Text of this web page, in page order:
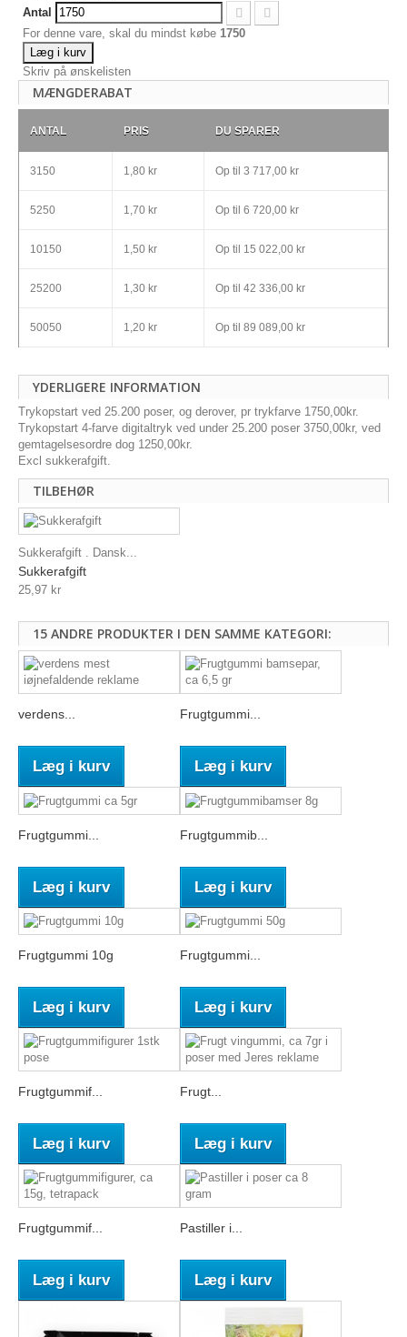
Antal
For denne vare, skal du mindst købe 1750
Læg i kurv
Skriv på ønskelisten
MÆNGDERABAT
ANTAL PRIS DU SPARER
3150 1,80 kr Op til 3 717,00 kr
5250 1,70 kr Op til 6 720,00 kr
10150 1,50 kr Op til 15 022,00 kr
25200 1,30 kr Op til 42 336,00 kr
50050 1,20 kr Op til 89 089,00 kr
YDERLIGERE INFORMATION
Trykopstart ved 25.200 poser, og derover, pr trykfarve 1750,00kr.
Trykopstart 4-farve digitaltryk ved under 25.200 poser 3750,00kr, ved
gemtagelsesordre dog 1250,00kr.
Excl sukkerafgift.
TILBEHØR
Sukkerafgift . Dansk...
Sukkerafgift
25,97 kr
15 ANDRE PRODUKTER I DEN SAMME KATEGORI:
verdens...
Læg i kurv
Frugtgummi...
Læg i kurv
Frugtgummi...
Læg i kurv
Frugtgummib...
Læg i kurv
Frugtgummi 10g
Læg i kurv
Frugtgummi...
Læg i kurv
Frugtgummif...
Læg i kurv
Frugt...
Læg i kurv
Frugtgummif...
Læg i kurv
Pastiller i...
Læg i kurv